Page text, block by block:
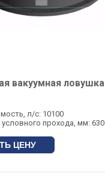
вакуумная ловушка
л/с: 10100
прохода, мм: 630
ЦЕНУ